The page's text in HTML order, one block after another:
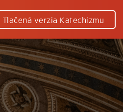
Tlačená verzia Katechizmu